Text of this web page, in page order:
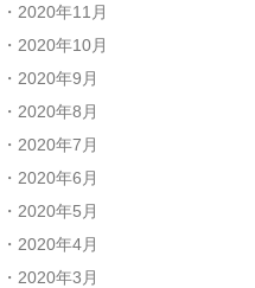
2020年11月
2020年10月
2020年9月
2020年8月
2020年7月
2020年6月
2020年5月
2020年4月
2020年3月